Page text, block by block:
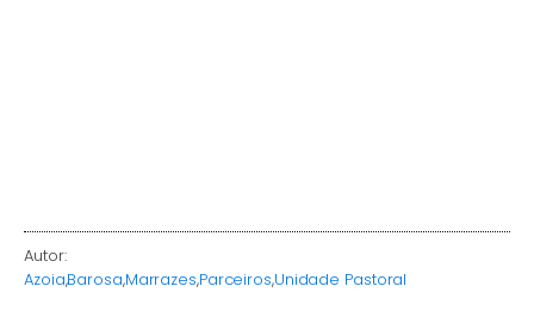
Autor:
Azoia,Barosa,Marrazes,Parceiros,Unidade Pastoral